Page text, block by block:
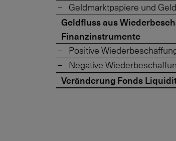
Geldmarktpapiere und
Geldfluss aus
Finanzinstrumente
Positive
Negative
Veränderung Fonds